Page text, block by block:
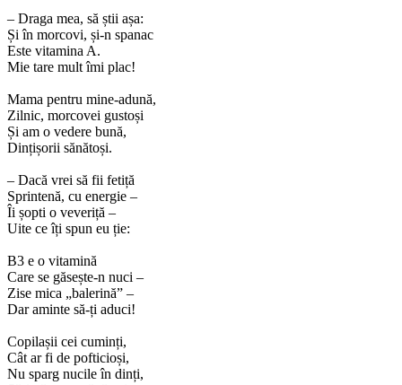
– Draga mea, să știi așa:
Și în morcovi, și-n spanac
Este vitamina A.
Mie tare mult îmi plac!
Mama pentru mine-adună,
Zilnic, morcovei gustoși
Și am o vedere bună,
Dințișorii sănătoși.
– Dacă vrei să fii fetiță
Sprintenă, cu energie –
Îi șopti o veveriță –
Uite ce îți spun eu ție:
B3 e o vitamină
Care se găsește-n nuci –
Zise mica „balerină” –
Dar aminte să-ți aduci!
Copilașii cei cuminți,
Cât ar fi de pofticioși,
Nu sparg nucile în dinți,